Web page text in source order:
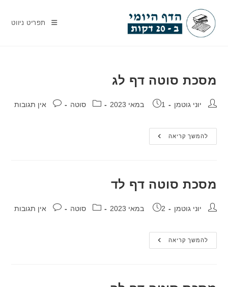
content
תפריט ניווט
מסכת סוטה דף לג
מחבר:יוני גוטמן פורסם:
1 במאי 2023 קטגוריה:
סוטה תגובות:אין תגובות
להמשך קריאהמסכת
סוטה
מסכת סוטה דף לד
מחבר:יוני גוטמן פורסם:
2 במאי 2023 קטגוריה:
סוטה תגובות:אין תגובות
להמשך קריאהמסכת
סוטה